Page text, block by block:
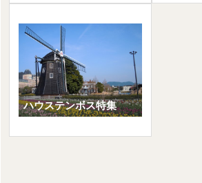
ハウステンボス特集